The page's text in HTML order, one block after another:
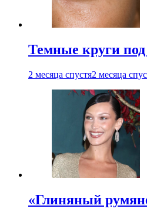
Темные круги под
2 месяца спустя2 месяца
«Глиняный